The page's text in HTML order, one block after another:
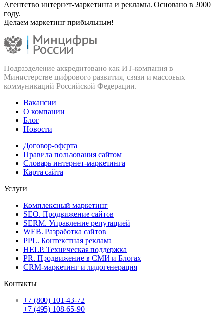
Агентство интернет-маркетинга и рекламы. Основано в 2000
году.
Делаем маркетинг прибыльным!
Подразделение аккредитовано как ИТ‑компания в
Министерстве цифрового развития, связи и массовых
коммуникаций Российской Федерации.
Вакансии
О компании
Блог
Новости
Договор-оферта
Правила пользования сайтом
Словарь интернет-маркетинга
Карта сайта
Услуги
Комплексный маркетинг
SEO. Продвижение сайтов
SERM. Управление репутацией
WEB. Разработка сайтов
PPL. Контекстная реклама
HELP. Техническая поддержка
PR. Продвижение в СМИ и Блогах
CRM-маркетинг и лидогенерация
Контакты
+7 (800) 101-43-72
+7 (495) 108-65-90